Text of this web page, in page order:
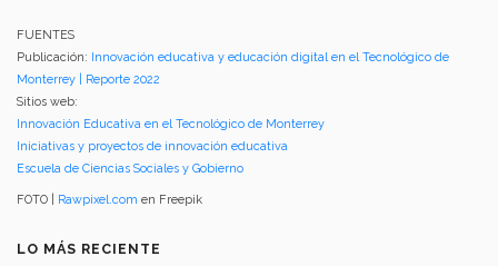
FUENTES
Publicación: Innovación educativa y educación digital en el Tecnológico de
Monterrey | Reporte 2022
Sitios web:
Innovación Educativa en el Tecnológico de Monterrey
Iniciativas y proyectos de innovación educativa
Escuela de Ciencias Sociales y Gobierno
FOTO | Rawpixel.com en Freepik
LO MÁS RECIENTE